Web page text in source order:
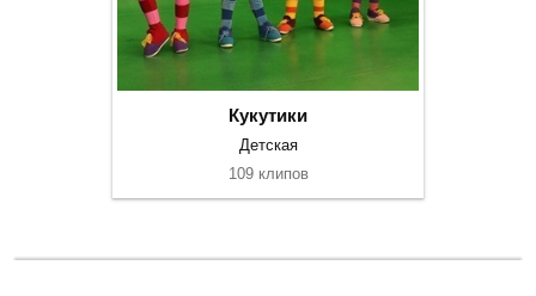
Кукутики
Детская
109 клипов